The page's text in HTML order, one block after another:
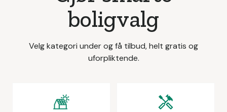
boligvalg
Velg kategori under og få tilbud, helt gratis og
uforpliktende.